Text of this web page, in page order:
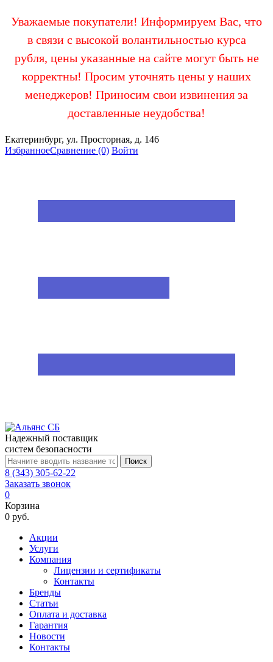
Уважаемые покупатели! Информируем Вас, что
в связи с высокой волантильностью курса
рубля, цены указанные на сайте могут быть не
корректны! Просим уточнять цены у наших
менеджеров! Приносим свои извинения за
доставленные неудобства!
Екатеринбург, ул. Просторная, д. 146
ИзбранноеСравнение (0) Войти
Надежный поставщик
систем безопасности
Поиск
8 (343) 305-62-22
Заказать звонок
0
Корзина
0 руб.
Акции
Услуги
Компания
Лицензии и сертификаты
Контакты
Бренды
Статьи
Оплата и доставка
Гарантия
Новости
Контакты